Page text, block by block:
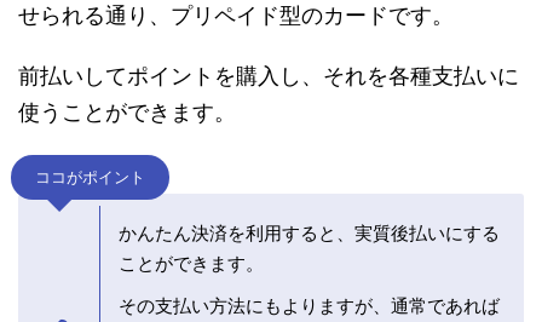
せられる通り、プリペイド型のカードです。
前払いしてポイントを購入し、それを各種支払いに
使うことができます。
ココがポイント
かんたん決済を利用すると、実質後払いにする
ことができます。
その支払い方法にもよりますが、通常であれば